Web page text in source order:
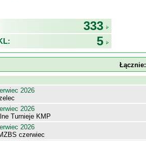
333
5
Łącznie:
2026
2026
Turnieje KMP
2026
czerwiec